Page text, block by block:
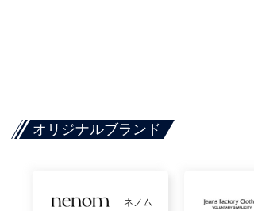
オリジナルブランド
ネノム